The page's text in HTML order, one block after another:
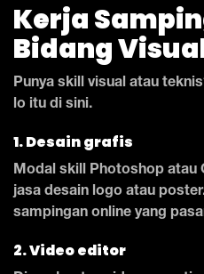
Kerja
Bidang
Punya skill visual atau
lo itu di sini.
1. Desain grafis
Modal skill Photoshop atau
jasa desain logo atau
sampingan online yang
2. Video editor